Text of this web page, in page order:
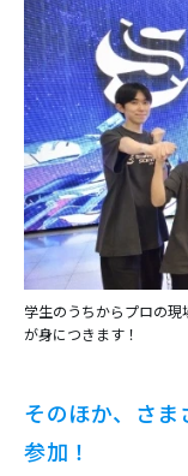
学生のうちからプロの
が身につきます！
そのほか、さ
参加！